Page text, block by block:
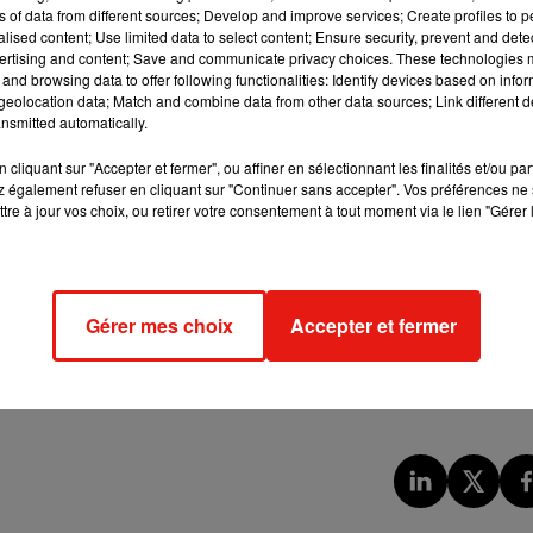
simple, il suffit d'être malin et de jouer avec les jours fériés !
donc de poser le jeudi 2 et le vendredi 3 janvier pour
de profiter d'un week-end de trois jours grâce au lundi de
plaisir en posant
tous les deux des vendredis, vous pourrez donc cumuler
l’Ascension qui se déroulera un jeudi, offre la possibilité
semaine supplémentaire. Au 14 juillet, un mardi, posez donc
Heureusement, les jours fériésreviennenten novembre
of data from different sources; Develop and improve services; Create profiles to
content; Use limited data to select content; Ensure security, prevent and
and content; Save and communicate privacy choices. These technologies
browsing data to offer following functionalities: Identify devices based on
data; Match and combine data from other data sources; Link different
automatically.
cliquant sur "Accepter et fermer", ou affiner en sélectionnant les finalités et/ou
également refuser en cliquant sur "Continuer sans accepter". Vos préférences
à jour vos choix, ou retirer votre consentement à tout moment via le lien
Gérer mes choix Accepter et fermer